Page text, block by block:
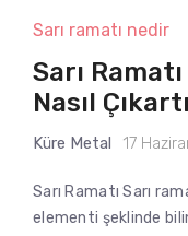
Sarı ramatı nedir
Sarı
Nasıl
Küre Metal 17
Sarı Ramatı Sarı
elementi şeklinde